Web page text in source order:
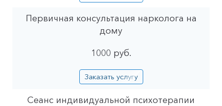
Первичная консультация нарколога на
дому
1000 руб.
Заказать услугу
Сеанс индивидуальной психотерапии